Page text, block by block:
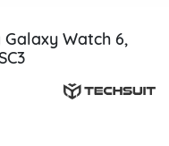
Watch 6,